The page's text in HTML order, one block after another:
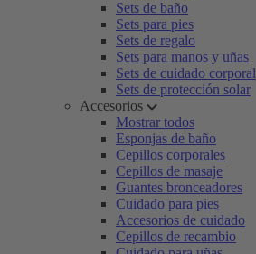
Sets de baño
Sets para pies
Sets de regalo
Sets para manos y uñas
Sets de cuidado corporal
Sets de protección solar
Accesorios
Mostrar todos
Esponjas de baño
Cepillos corporales
Cepillos de masaje
Guantes bronceadores
Cuidado para pies
Accesorios de cuidado
Cepillos de recambio